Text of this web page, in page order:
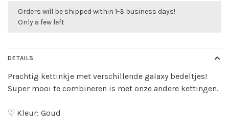
Orders will be shipped within 1-3 business days!
Only a few left
DETAILS
Prachtig kettinkje met verschillende galaxy bedeltjes!
Super mooi te combineren is met onze andere kettingen.
♡ Kleur: Goud